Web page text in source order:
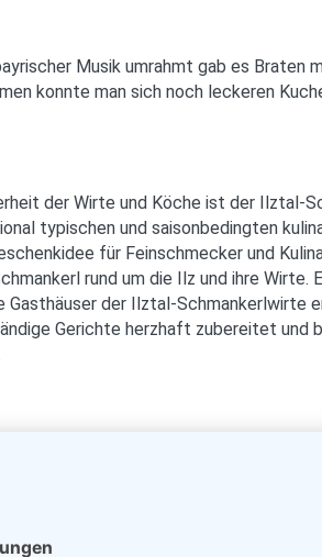
Musik umrahmt gab es
konnte man sich noch leckeren
der Wirte und Köche ist der
typischen und saisonbedingten
für Feinschmecker und
rund um die Ilz und ihre
der Ilztal-Schmankerlwirte
Gerichte herzhaft zubereitet